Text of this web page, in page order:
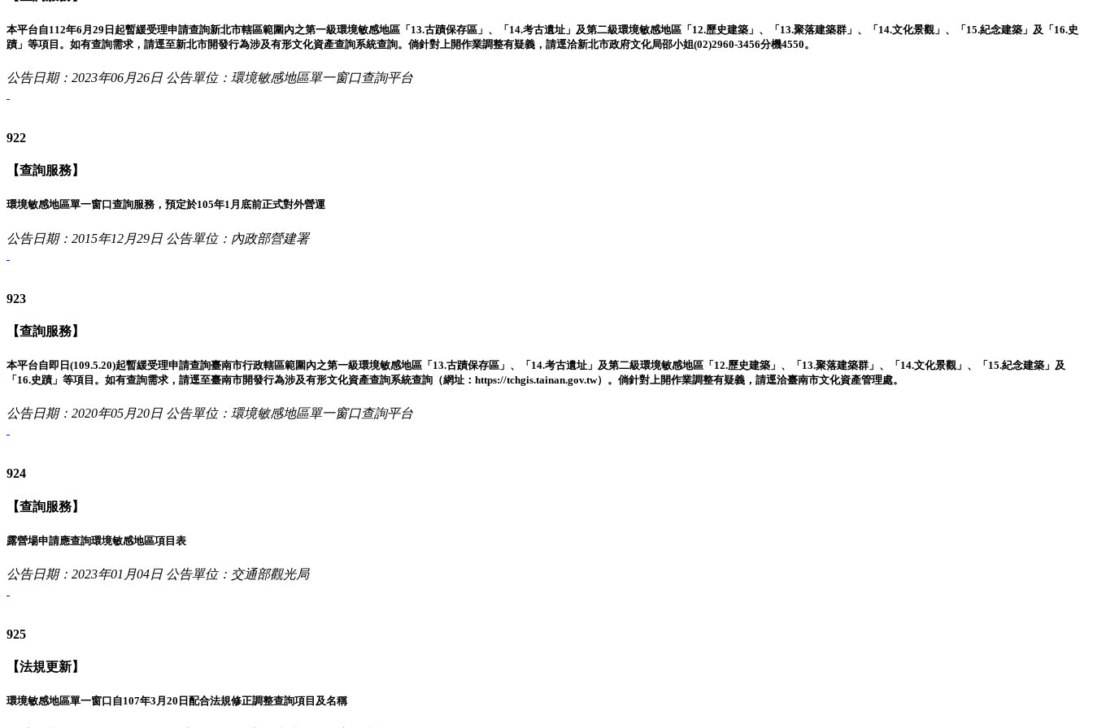
本平台自112年6月29日起暫緩受理申請查詢新北市轄區範圍內之第一級環境敏感地區「13.古蹟保存區」、「14.考古遺址」及第二級環境敏感地區「12.歷史建築」、「13.聚落建築群」、「14.文化景觀」、「15.紀念建築」及「16.史
蹟」等項目。如有查詢需求，請逕至新北市開發行為涉及有形文化資產查詢系統查詢。倘針對上開作業調整有疑義，請逕洽新北市政府文化局邵小姐(02)2960-3456分機4550。
公告日期：2023年06月26日 公告單位：環境敏感地區單一窗口查詢平台
922
【查詢服務】
環境敏感地區單一窗口查詢服務，預定於105年1月底前正式對外營運
公告日期：2015年12月29日 公告單位：內政部營建署
923
【查詢服務】
本平台自即日(109.5.20)起暫緩受理申請查詢臺南市行政轄區範圍內之第一級環境敏感地區「13.古蹟保存區」、「14.考古遺址」及第二級環境敏感地區「12.歷史建築」、「13.聚落建築群」、「14.文化景觀」、「15.紀念建築」及
「16.史蹟」等項目。如有查詢需求，請逕至臺南市開發行為涉及有形文化資產查詢系統查詢（網址：https://tchgis.tainan.gov.tw）。倘針對上開作業調整有疑義，請逕洽臺南市文化資產管理處。
公告日期：2020年05月20日 公告單位：環境敏感地區單一窗口查詢平台
924
【查詢服務】
露營場申請應查詢環境敏感地區項目表
公告日期：2023年01月04日 公告單位：交通部觀光局
925
【法規更新】
環境敏感地區單一窗口自107年3月20日配合法規修正調整查詢項目及名稱